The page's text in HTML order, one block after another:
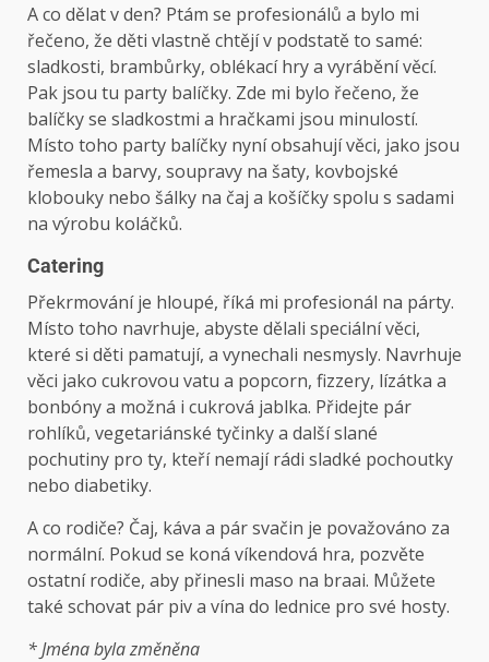
A co dělat v den? Ptám se profesionálů a bylo mi
řečeno, že děti vlastně chtějí v podstatě to samé:
sladkosti, brambůrky, oblékací hry a vyrábění věcí.
Pak jsou tu party balíčky. Zde mi bylo řečeno, že
balíčky se sladkostmi a hračkami jsou minulostí.
Místo toho party balíčky nyní obsahují věci, jako jsou
řemesla a barvy, soupravy na šaty, kovbojské
klobouky nebo šálky na čaj a košíčky spolu s sadami
na výrobu koláčků.
Catering
Překrmování je hloupé, říká mi profesionál na párty.
Místo toho navrhuje, abyste dělali speciální věci,
které si děti pamatují, a vynechali nesmysly. Navrhuje
věci jako cukrovou vatu a popcorn, fizzery, lízátka a
bonbóny a možná i cukrová jablka. Přidejte pár
rohlíků, vegetariánské tyčinky a další slané
pochutiny pro ty, kteří nemají rádi sladké pochoutky
nebo diabetiky.
A co rodiče? Čaj, káva a pár svačin je považováno za
normální. Pokud se koná víkendová hra, pozvěte
ostatní rodiče, aby přinesli maso na braai. Můžete
také schovat pár piv a vína do lednice pro své hosty.
* Jména byla změněna